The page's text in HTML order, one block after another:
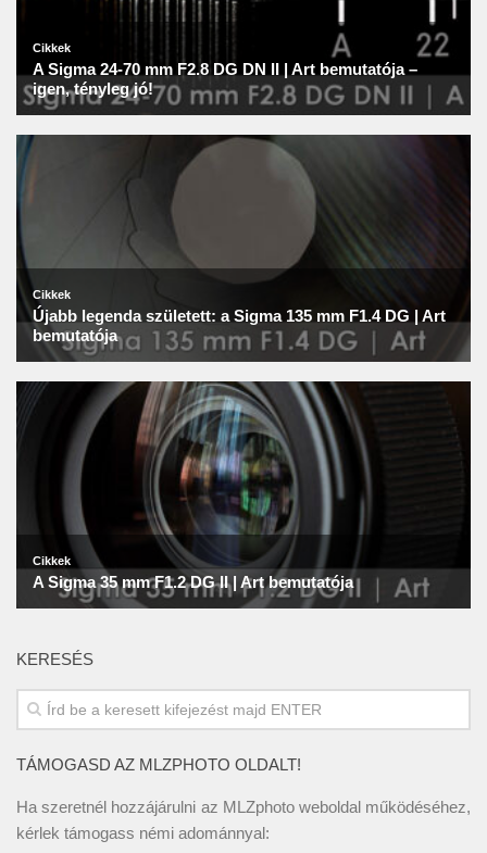
KERESÉS
TÁMOGASD AZ MLZPHOTO OLDALT!
Ha szeretnél hozzájárulni az MLZphoto weboldal működéséhez,
kérlek támogass némi adománnyal: